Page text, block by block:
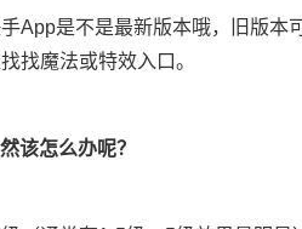
App是不是最新版本哦，旧版本
找魔法或特效入口。
该怎么办呢？​